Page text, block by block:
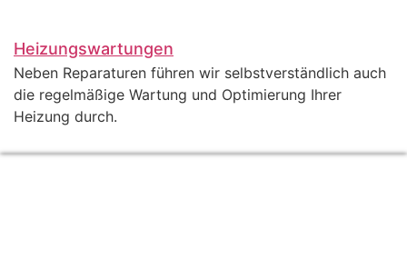
Heizungswartungen
Neben Reparaturen führen wir selbstverständlich auch
die regelmäßige Wartung und Optimierung Ihrer
Heizung durch.